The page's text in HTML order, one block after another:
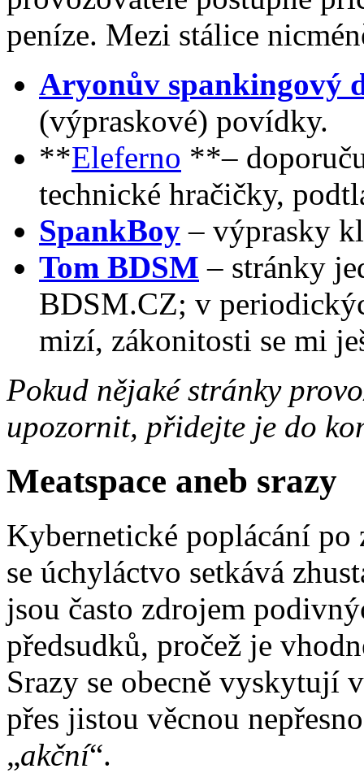
peníze. Mezi stálice
Aryonův spankingový
(výpraskové) povídky.
**Eleferno **–
technické hračičky,
SpankBoy – výprasky
Tom BDSM – stránky
BDSM.CZ; v
mizí, zákonitosti se mi
Pokud nějaké stránky
upozornit, přidejte je do
Meatspace aneb srazy
Kybernetické poplácání po
se úchyláctvo setkává
jsou často zdrojem
předsudků, pročež je
Srazy se obecně vyskytují
přes jistou věcnou
„akční“.